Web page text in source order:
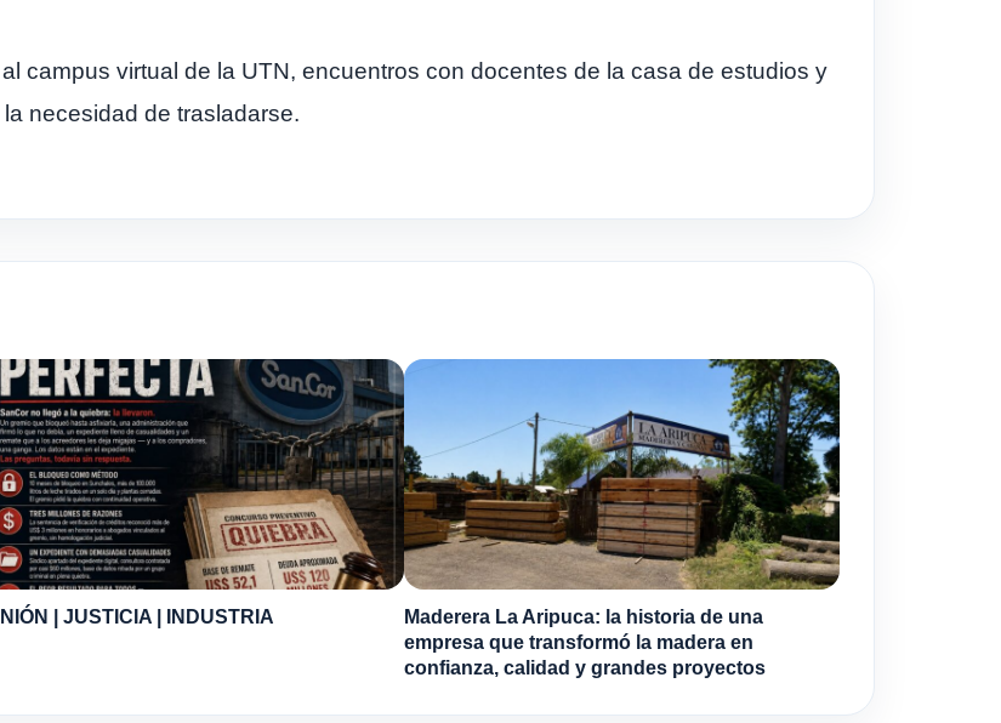
campus virtual de la UTN, encuentros con docentes de la casa de estudios y
necesidad de trasladarse.
| JUSTICIA | INDUSTRIA
Maderera La Aripuca: la historia de una
empresa que transformó la madera en
confianza, calidad y grandes proyectos